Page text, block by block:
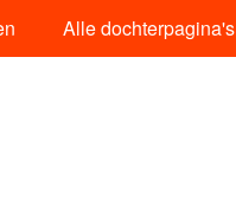
Alle dochterpagina's